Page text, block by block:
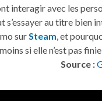
interagir avec les
au titre bien
sur Steam , et
si elle n’est pas
Source :